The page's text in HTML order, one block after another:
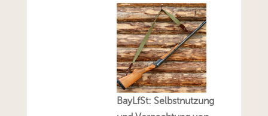
BayLfSt: Selbstnutzung